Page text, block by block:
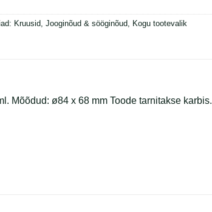
Kruusid, Jooginõud & sööginõud, Kogu tootevalik
Mõõdud: ø84 x 68 mm Toode tarnitakse karbis.